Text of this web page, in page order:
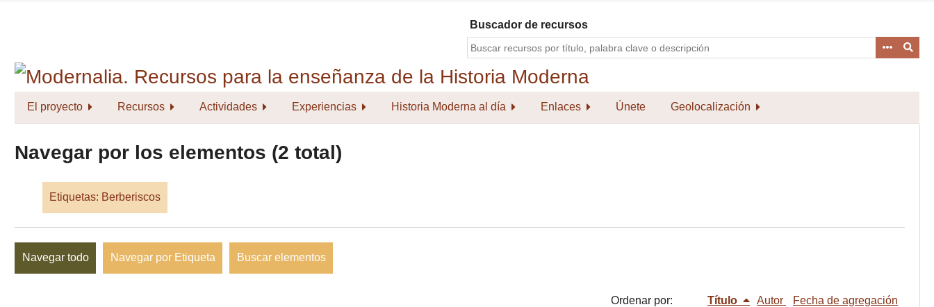
Buscador de recursos
El proyecto Recursos Actividades Experiencias Historia Moderna al día Enlaces Únete Geolocalización
Navegar por los elementos (2 total)
Etiquetas: Berberiscos
Navegar todo Navegar por Etiqueta Buscar elementos
Ordenar por: Título Autor Fecha de agregación